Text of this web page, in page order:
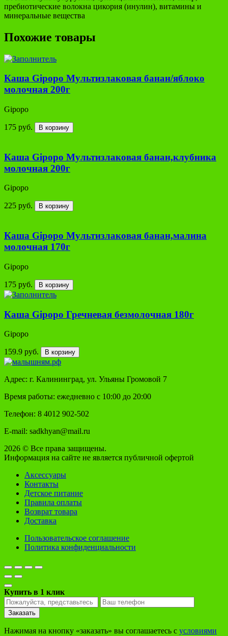
пребиотические волокна цикория (инулин), витамины и
минеральные вещества
Похожие товары
Каша Gipopo Мультизлаковая банан/яблоко
молочная 200г
Gipopo
175 руб. В корзину
Каша Gipopo Мультизлаковая банан,клубника
молочная 200г
Gipopo
225 руб. В корзину
Каша Gipopo Мультизлаковая банан,малина
молочная 170г
Gipopo
175 руб. В корзину
Каша Gipopo Гречневая безмолочная 180г
Gipopo
159.9 руб. В корзину
Адрес: г. Калининград, ул. Ульяны Громовой 7
Время работы: ежедневно с 10:00 до 20:00
Телефон: 8 4012 902-502
E-mail: sadkhyan@mail.ru
2026 © Все права защищены.
Информация на сайте не является публичной офертой
Аксессуары
Контакты
Детское питание
Правила оплаты
Возврат товара
Доставка
Пользовательское соглашение
Политика конфиденциальности
Купить в 1 клик
Заказать
Нажимая на кнопку «заказать» вы соглашаетесь с условиями